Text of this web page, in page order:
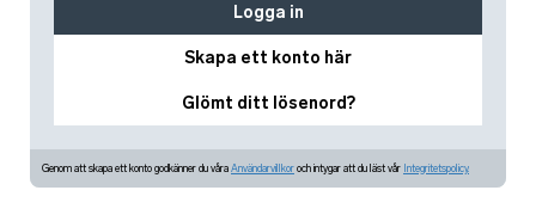
Skapa ett konto här
Glömt ditt lösenord?
Logga in
Genom att skapa ett konto godkänner du våra Användarvillkor och intygar att du läst vår Integritetspolicy.